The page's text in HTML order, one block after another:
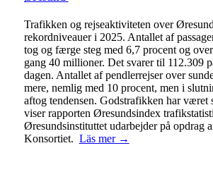
Trafikken og rejseaktiviteten over
rekordniveauer i 2025. Antallet af
tog og færge steg med 6,7 procent og
gang 40 millioner. Det svarer til 112.309
dagen. Antallet af pendlerrejser over
mere, nemlig med 10 procent, men i
aftog tendensen. Godstrafikken har været
viser rapporten Øresundsindex
Øresundsinstituttet udarbejder på opdrag
Konsortiet. Läs mer →